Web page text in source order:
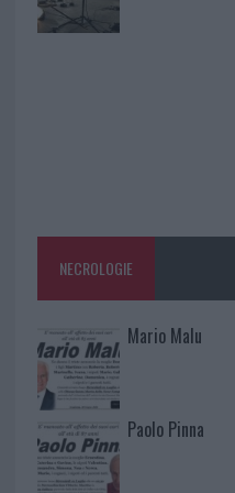
NECROLOGIE
Mario Malu
Paolo Pinna